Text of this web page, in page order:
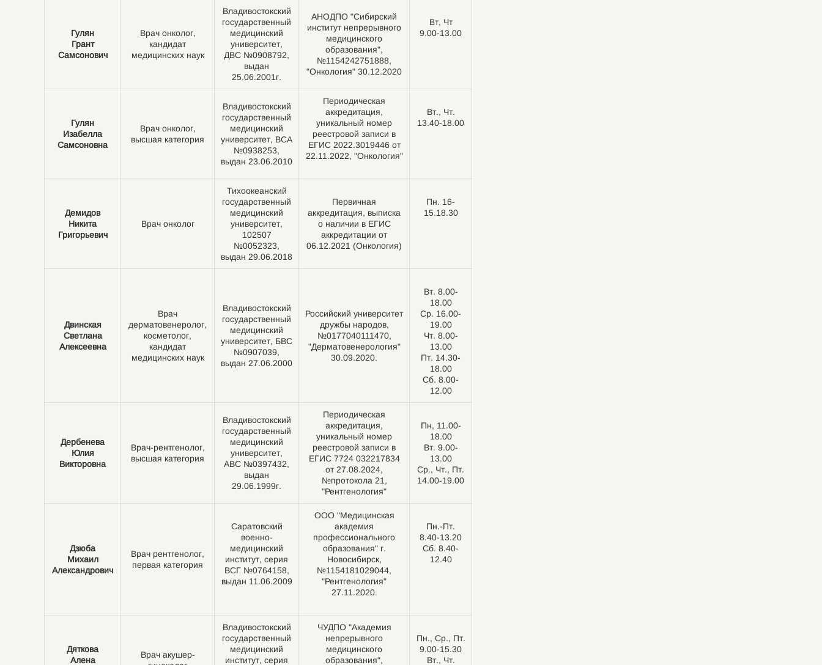
Гулян
Грант
Самсонович
Врач онколог,
кандидат
медицинских наук
Владивостокский
государственный
медицинский
университет,
ДВС №0908792,
выдан
25.06.2001г.
АНОДПО "Сибирский
институт непрерывного
медицинского
образования",
№1154242751888,
"Онкология" 30.12.2020
Вт, Чт
9.00-13.00
Гулян
Изабелла
Самсоновна
Врач онколог,
высшая категория
Владивостокский
государственный
медицинский
университет, ВСА
№0938253,
выдан 23.06.2010
Периодическая
аккредитация,
уникальный номер
реестровой записи в
ЕГИС 2022.3019446 от
22.11.2022, "Онкология"
Вт., Чт.
13.40-18.00
Демидов
Никита
Григорьевич
Врач онколог
Тихоокеанский
государственный
медицинский
университет,
102507
№0052323,
выдан 29.06.2018
Первичная
аккредитация, выписка
о наличии в ЕГИС
аккредитации от
06.12.2021 (Онкология)
Пн. 16-
15.18.30
Двинская
Светлана
Алексеевна
Врач
дерматовенеролог,
косметолог,
кандидат
медицинских наук
Владивостокский
государственный
медицинский
университет, БВС
№0907039,
выдан 27.06.2000
Российский университет
дружбы народов,
№0177040111470,
"Дерматовенерология"
30.09.2020.
Вт. 8.00-
18.00
Ср. 16.00-
19.00
Чт. 8.00-
13.00
Пт. 14.30-
18.00
Сб. 8.00-
12.00
Дербенева
Юлия
Викторовна
Врач-рентгенолог,
высшая категория
Владивостокский
государственный
медицинский
университет,
АВС №0397432,
выдан
29.06.1999г.
Периодическая
аккредитация,
уникальный номер
реестровой записи в
ЕГИС 7724 032217834
от 27.08.2024,
№протокола 21,
"Рентгенология"
Пн, 11.00-
18.00
Вт. 9.00-
13.00
Ср., Чт., Пт.
14.00-19.00
Дзюба
Михаил
Александрович
Врач рентгенолог,
первая категория
Саратовский
военно-
медицинский
институт, серия
ВСГ №0764158,
выдан 11.06.2009
ООО "Медицинская
академия
профессионального
образования" г.
Новосибирск,
№1154181029044,
"Рентгенология"
27.11.2020.
Пн.-Пт.
8.40-13.20
Сб. 8.40-
12.40
Дяткова
Алена
Врач акушер-
Владивостокский
государственный
медицинский
институт, серия
ЧУДПО "Академия
непрерывного
медицинского
образования",
Пн., Ср., Пт.
9.00-15.30
Вт., Чт.